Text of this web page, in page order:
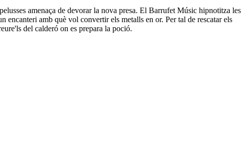
amenaça de devorar la nova presa. El Barrufet Músic hipnotitza les
encanteri amb què vol convertir els metalls en or. Per tal de rescatar els
del calderó on es prepara la poció.